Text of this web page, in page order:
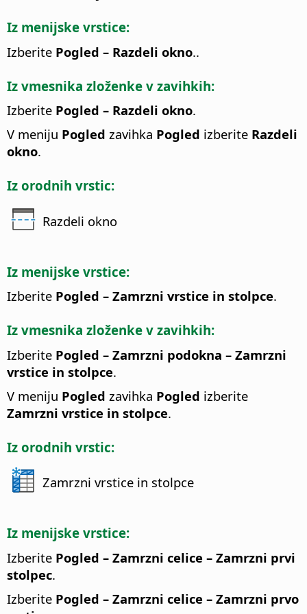
Iz menijske vrstice:
Izberite Pogled – Razdeli okno..
Iz vmesnika zloženke v zavihkih:
Izberite Pogled – Razdeli okno.
V meniju Pogled zavihka Pogled izberite Razdeli
okno.
Iz orodnih vrstic:
Razdeli okno
Iz menijske vrstice:
Izberite Pogled – Zamrzni vrstice in stolpce.
Iz vmesnika zloženke v zavihkih:
Izberite Pogled – Zamrzni podokna – Zamrzni
vrstice in stolpce.
V meniju Pogled zavihka Pogled izberite
Zamrzni vrstice in stolpce.
Iz orodnih vrstic:
Zamrzni vrstice in stolpce
Iz menijske vrstice:
Izberite Pogled – Zamrzni celice – Zamrzni prvi
stolpec.
Izberite Pogled – Zamrzni celice – Zamrzni prvo